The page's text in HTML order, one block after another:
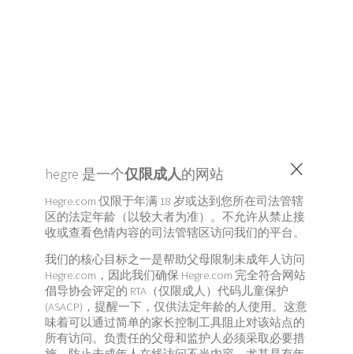
×
hegre 是一个仅限成人的网站
Hegre.com 仅限于年满 18 岁或达到您所在司法管辖
区的法定年龄（以较大者为准）。不允许从禁止接
收或查看色情内容的司法管辖区访问我们的平台。
我们的核心目标之一是帮助父母限制未成年人访问
Hegre.com，因此我们确保 Hegre.com 完全符合网站
倡导协会评定的 RTA（仅限成人）代码儿童保护
(ASACP)，提醒一下，仅供法定年龄的人使用。这意
味着可以通过简单的家长控制工具阻止对该站点的
所有访问。负责任的父母和监护人必须采取必要措